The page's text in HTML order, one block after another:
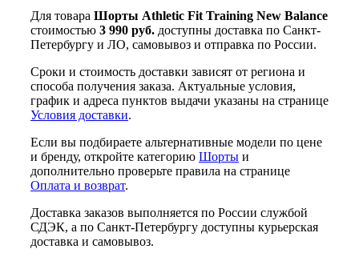
Для товара Шорты Athletic Fit Training New Balance
стоимостью 3 990 руб. доступны доставка по Санкт-
Петербургу и ЛО, самовывоз и отправка по России.
Сроки и стоимость доставки зависят от региона и
способа получения заказа. Актуальные условия,
график и адреса пунктов выдачи указаны на странице
Условия доставки.
Если вы подбираете альтернативные модели по цене
и бренду, откройте категорию Шорты и
дополнительно проверьте правила на странице
Оплата и возврат.
Доставка заказов выполняется по России службой
СДЭК, а по Санкт-Петербургу доступны курьерская
доставка и самовывоз.